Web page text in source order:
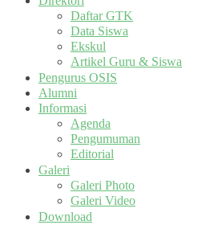
Daftar GTK
Data Siswa
Ekskul
Artikel Guru & Siswa
Pengurus OSIS
Alumni
Informasi
Agenda
Pengumuman
Editorial
Galeri
Galeri Photo
Galeri Video
Download